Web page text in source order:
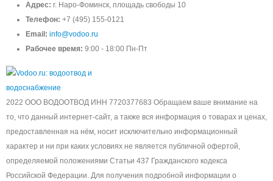
Адрес: г. Наро-Фоминск, площадь свободы 10
Телефон: +7 (495) 155-0121
Email: info@vodoo.ru
Рабочее время: 9:00 - 18:00 Пн-Пт
2022 ООО ВОДООТВОД ИНН 7720377683 Обращаем ваше внимание на
то, что данный интернет-сайт, а также вся информация о товарах и ценах,
предоставленная на нём, носит исключительно информационный
характер и ни при каких условиях не является публичной офертой,
определяемой положениями Статьи 437 Гражданского кодекса
Российской Федерации. Для получения подробной информации о